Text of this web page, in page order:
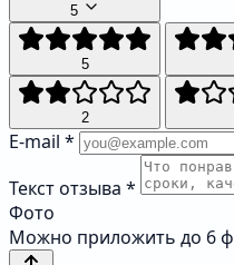
5
5
2
E-mail *
Текст отзыва *
Фото
Можно приложить до 6